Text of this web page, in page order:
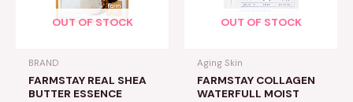
OUT OF STOCK
BRAND
FARMSTAY REAL SHEA
BUTTER ESSENCE
OUT OF STOCK
Aging Skin
FARMSTAY COLLAGEN
WATERFULL MOIST